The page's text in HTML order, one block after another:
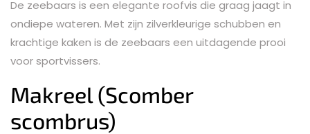
De zeebaars is een elegante roofvis die graag jaagt in
ondiepe wateren. Met zijn zilverkleurige schubben en
krachtige kaken is de zeebaars een uitdagende prooi
voor sportvissers.
Makreel (Scomber
scombrus)